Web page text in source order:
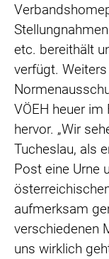
etc. bereithält
verfügt.
VÖEH heuer
hervor. „Wir
Tucheslau, als
Post eine Urne
aufmerksam
verschiedenen
uns wirklich